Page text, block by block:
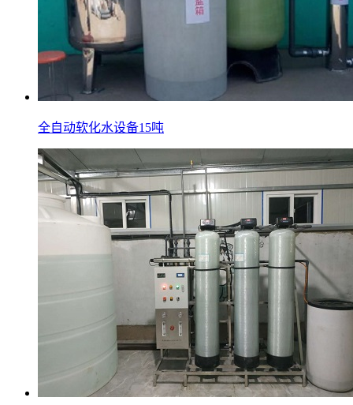
全自动软化水设备15吨